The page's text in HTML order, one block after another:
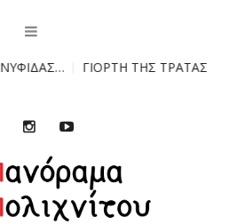
ΓΙΟΡΤΗ ΤΗΣ ΤΡΑΤΑΣ Θα